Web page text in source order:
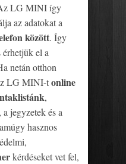
LG MINI így
az adatokat a
között. Így
el a
netán otthon
LG MINI-tonline
,
jegyzetek és a
hasznos
kérdéseket vet fel,